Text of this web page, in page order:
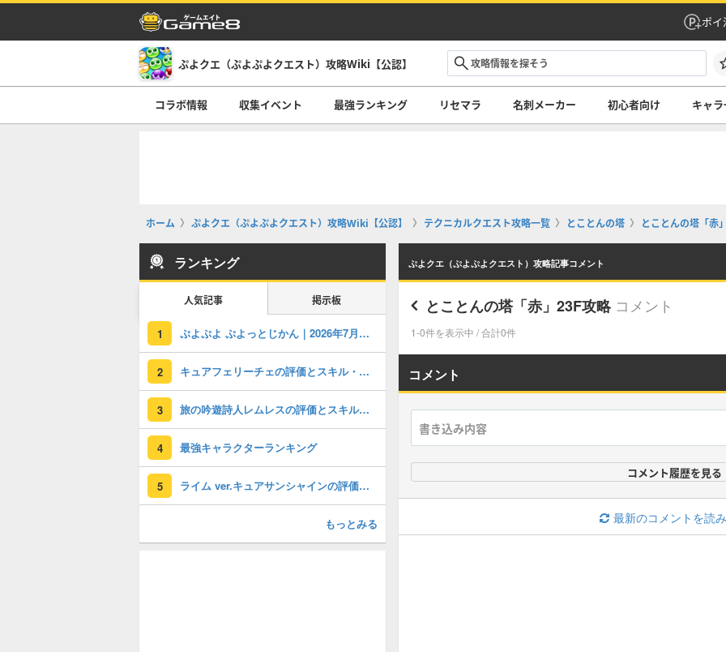
ポイ
ぷよクエ（ぷよぷよクエスト）攻略Wiki【公認】
コラボ情報 収集イベント 最強ランキング リセマラ 名刺メーカー 初心者向け キャ
ホーム ぷよクエ（ぷよぷよクエスト）攻略Wiki【公認】 テクニカルクエスト攻略一覧 とことんの塔 とことんの塔「赤
ぷよクエ（ぷよぷよクエスト）攻略記事コメント
とことんの塔「赤」23F攻略 コメント
1-0件を表示中 / 合計0件
コメント
コメント履歴を見る
最新のコメントを読
ランキング
人気記事 掲示板
1 ぷよぷよ ぷよっとじかん｜2026年7月版のまとめ
2 キュアフェリーチェの評価とスキル・ステータス
3 旅の吟遊詩人レムレスの評価とスキル・ステータス
4 最強キャラクターランキング
5 ライム ver.キュアサンシャインの評価とスキル・ステータス
もっとみる